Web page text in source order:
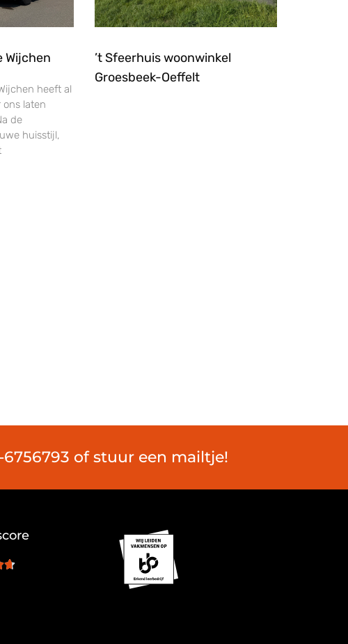
Wijchen
heeft al
ons laten
de
huisstijl,
’t Sfeerhuis woonwinkel
Groesbeek-Oeffelt
of stuur een mailtje!